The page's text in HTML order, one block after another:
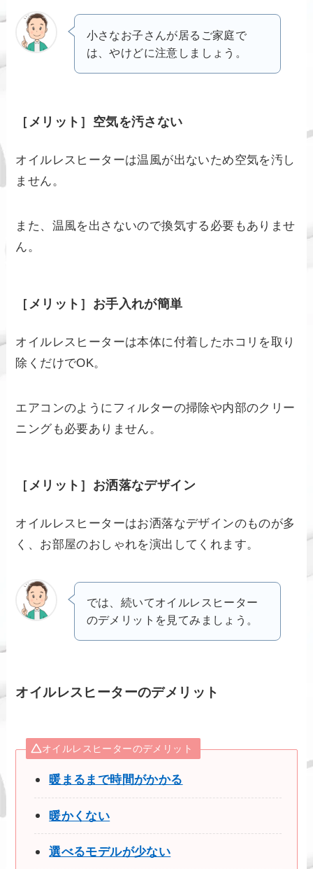
小さなお子さんが居るご家庭で
は、やけどに注意しましょう。
［メリット］空気を汚さない
オイルレスヒーターは温風が出ないため空気を汚し
ません。
また、温風を出さないので換気する必要もありませ
ん。
［メリット］お手入れが簡単
オイルレスヒーターは本体に付着したホコリを取り
除くだけでOK。
エアコンのようにフィルターの掃除や内部のクリー
ニングも必要ありません。
［メリット］お洒落なデザイン
オイルレスヒーターはお洒落なデザインのものが多
く、お部屋のおしゃれを演出してくれます。
では、続いてオイルレスヒーター
のデメリットを見てみましょう。
オイルレスヒーターのデメリット
オイルレスヒーターのデメリット
暖まるまで時間がかかる
暖かくない
選べるモデルが少ない